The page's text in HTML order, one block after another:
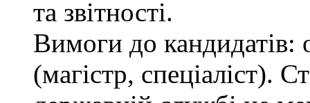
та звітності.
Вимоги до кандидатів:
(магістр, спеціаліст).